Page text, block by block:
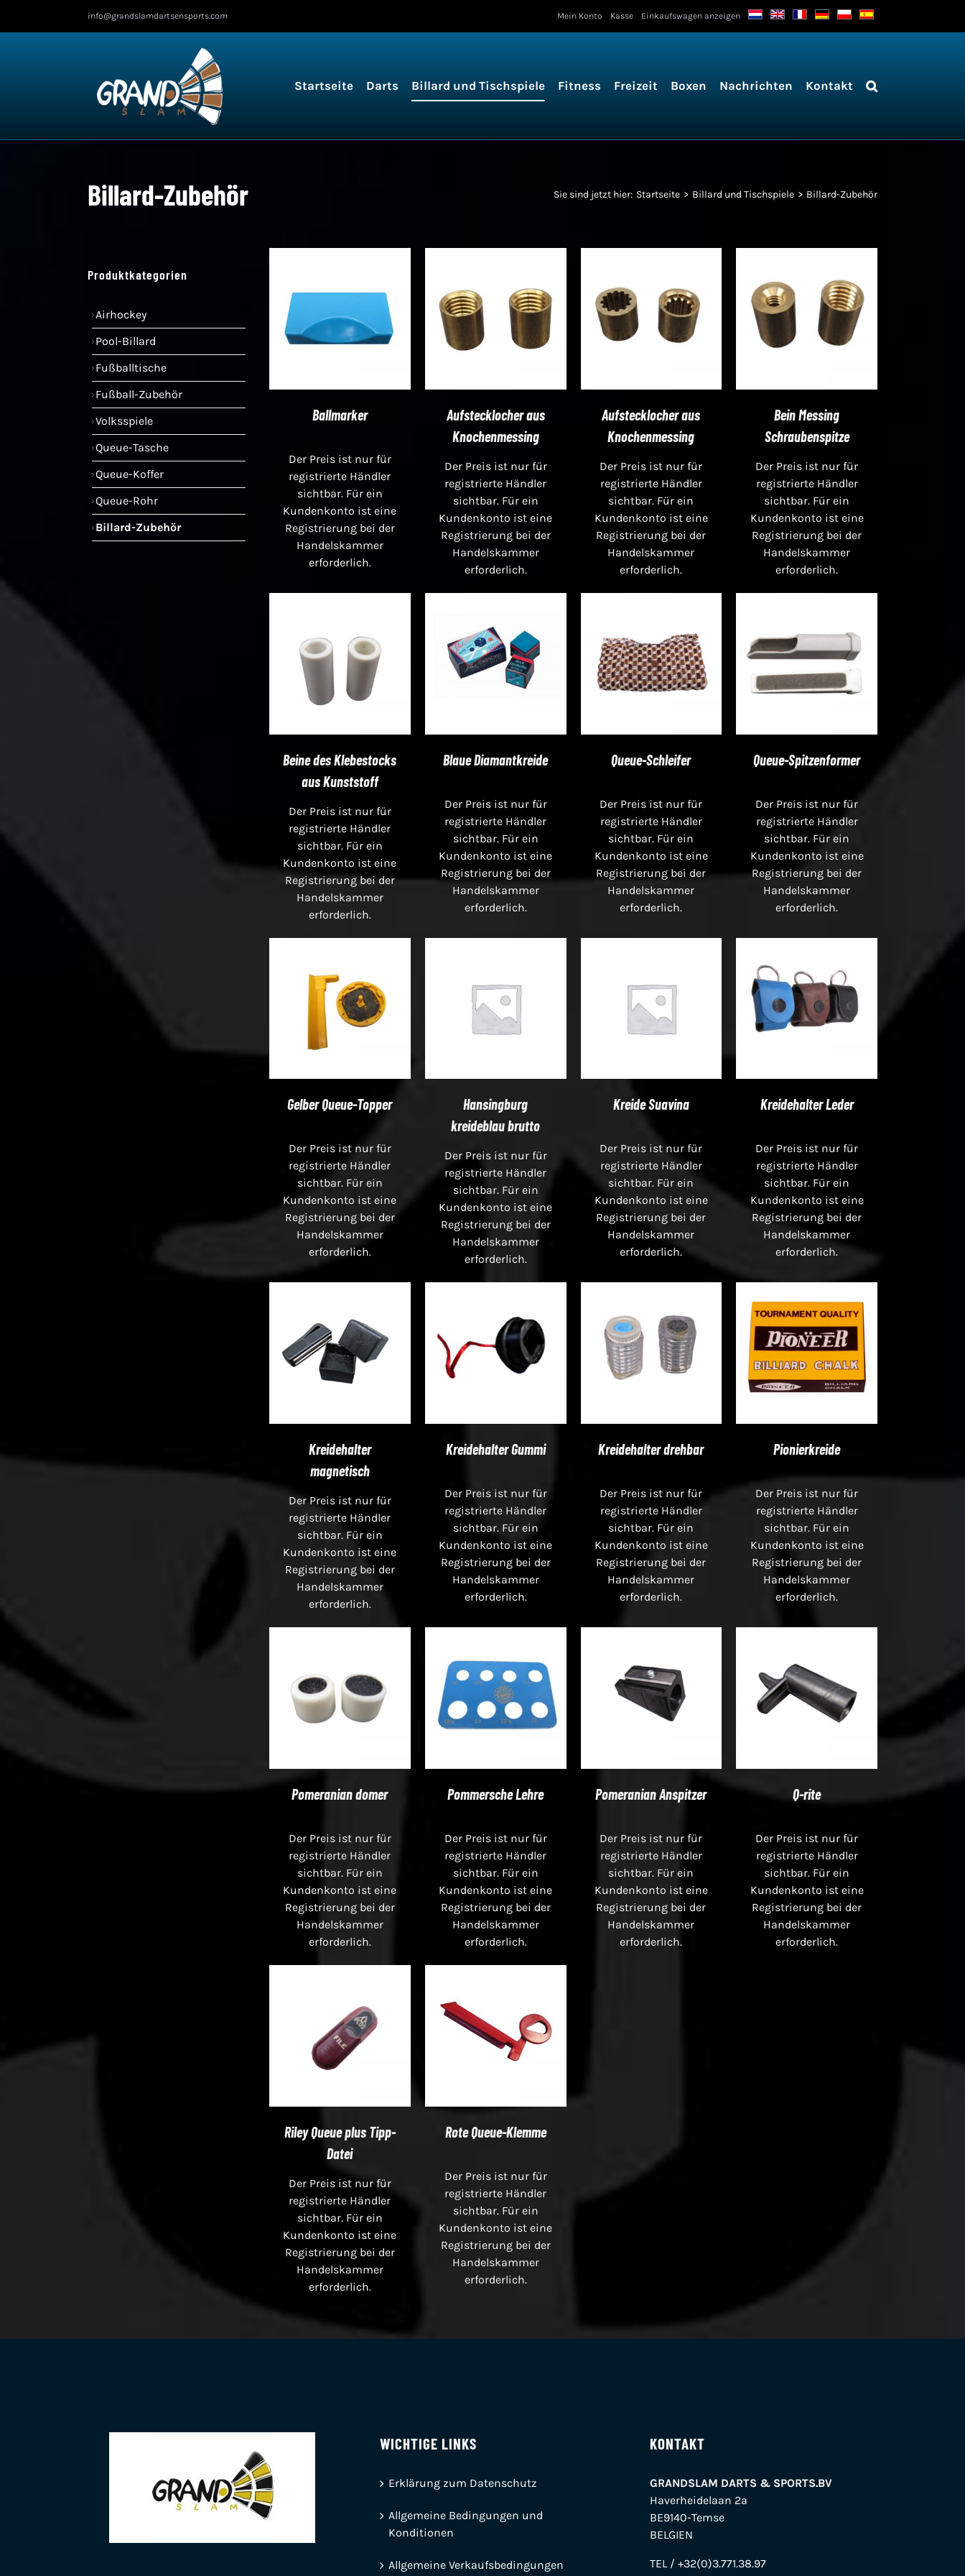
info@grandslamdartsensports.com Mein Konto Kasse Einkaufswagen anzeigen
Startseite Darts Billard und Tischspiele Fitness Freizeit Boxen Nachrichten Kontakt
Billard-Zubehör Sie sind jetzt hier: Startseite Billard und Tischspiele Billard-Zubehör
Ballmarker
Der Preis ist nur für
registrierte Händler
sichtbar. Für ein
Kundenkonto ist eine
Registrierung bei der
Handelskammer
erforderlich.
Aufstecklocher aus
Knochenmessing
Der Preis ist nur für
registrierte Händler
sichtbar. Für ein
Kundenkonto ist eine
Registrierung bei der
Handelskammer
erforderlich.
Aufstecklocher aus
Knochenmessing
Der Preis ist nur für
registrierte Händler
sichtbar. Für ein
Kundenkonto ist eine
Registrierung bei der
Handelskammer
erforderlich.
Bein Messing
Schraubenspitze
Der Preis ist nur für
registrierte Händler
sichtbar. Für ein
Kundenkonto ist eine
Registrierung bei der
Handelskammer
erforderlich.
Beine des Klebestocks
aus Kunststoff
Der Preis ist nur für
registrierte Händler
sichtbar. Für ein
Kundenkonto ist eine
Registrierung bei der
Handelskammer
erforderlich.
Blaue Diamantkreide
Der Preis ist nur für
registrierte Händler
sichtbar. Für ein
Kundenkonto ist eine
Registrierung bei der
Handelskammer
erforderlich.
Queue-Schleifer
Der Preis ist nur für
registrierte Händler
sichtbar. Für ein
Kundenkonto ist eine
Registrierung bei der
Handelskammer
erforderlich.
Queue-Spitzenformer
Der Preis ist nur für
registrierte Händler
sichtbar. Für ein
Kundenkonto ist eine
Registrierung bei der
Handelskammer
erforderlich.
Gelber Queue-Topper
Der Preis ist nur für
registrierte Händler
sichtbar. Für ein
Kundenkonto ist eine
Registrierung bei der
Handelskammer
erforderlich.
Hansingburg
kreideblau brutto
Der Preis ist nur für
registrierte Händler
sichtbar. Für ein
Kundenkonto ist eine
Registrierung bei der
Handelskammer
erforderlich.
Kreide Suavina
Der Preis ist nur für
registrierte Händler
sichtbar. Für ein
Kundenkonto ist eine
Registrierung bei der
Handelskammer
erforderlich.
Kreidehalter Leder
Der Preis ist nur für
registrierte Händler
sichtbar. Für ein
Kundenkonto ist eine
Registrierung bei der
Handelskammer
erforderlich.
Kreidehalter
magnetisch
Der Preis ist nur für
registrierte Händler
sichtbar. Für ein
Kundenkonto ist eine
Registrierung bei der
Handelskammer
erforderlich.
Kreidehalter Gummi
Der Preis ist nur für
registrierte Händler
sichtbar. Für ein
Kundenkonto ist eine
Registrierung bei der
Handelskammer
erforderlich.
Kreidehalter drehbar
Der Preis ist nur für
registrierte Händler
sichtbar. Für ein
Kundenkonto ist eine
Registrierung bei der
Handelskammer
erforderlich.
Pionierkreide
Der Preis ist nur für
registrierte Händler
sichtbar. Für ein
Kundenkonto ist eine
Registrierung bei der
Handelskammer
erforderlich.
Pomeranian domer
Der Preis ist nur für
registrierte Händler
sichtbar. Für ein
Kundenkonto ist eine
Registrierung bei der
Handelskammer
erforderlich.
Pommersche Lehre
Der Preis ist nur für
registrierte Händler
sichtbar. Für ein
Kundenkonto ist eine
Registrierung bei der
Handelskammer
erforderlich.
Pomeranian Anspitzer
Der Preis ist nur für
registrierte Händler
sichtbar. Für ein
Kundenkonto ist eine
Registrierung bei der
Handelskammer
erforderlich.
Q-rite
Der Preis ist nur für
registrierte Händler
sichtbar. Für ein
Kundenkonto ist eine
Registrierung bei der
Handelskammer
erforderlich.
Riley Queue plus Tipp-
Datei
Der Preis ist nur für
registrierte Händler
sichtbar. Für ein
Kundenkonto ist eine
Registrierung bei der
Handelskammer
erforderlich.
Rote Queue-Klemme
Der Preis ist nur für
registrierte Händler
sichtbar. Für ein
Kundenkonto ist eine
Registrierung bei der
Handelskammer
erforderlich.
Produktkategorien
Airhockey
Pool-Billard
Fußballtische
Fußball-Zubehör
Volksspiele
Queue-Tasche
Queue-Koffer
Queue-Rohr
Billard-Zubehör
WICHTIGE LINKS
Erklärung zum Datenschutz
Allgemeine Bedingungen und
Konditionen
Allgemeine Verkaufsbedingungen
KONTAKT
GRANDSLAM DARTS & SPORTS.BV
Haverheidelaan 2a
BE9140-Temse
BELGIEN
TEL / +32(0)3.771.38.97